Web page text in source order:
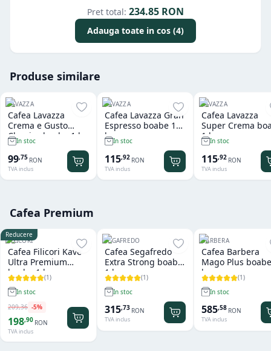
Pret total: 234.85 RON
Adauga toate in cos (4)
Produse similare
LAVAZZA
Cafea Lavazza
Crema e Gusto
Classico boabe 1 kg
In stoc
99,75 RON
TVA inclus
LAVAZZA
Cafea Lavazza Gran
Espresso boabe 1
kgIn stoc
115,92 RON
TVA inclus
LAVAZZA
Cafea Lavazza
Super Crema
1 kgIn stoc
115,92 RON
TVA inclus
Cafea Premium
Reducere
FILICORI
Cafea Filicori Kave
Ultra Premium
boabe 1 kg
(1)
In stoc
209,36 -5%
198,90 RON
TVA inclus
SEGAFREDO
Cafea Segafredo
Extra Strong boabe
1 kg
(1)
In stoc
315,73 RON
TVA inclus
BARBERA
Cafea Barbera
Mago Plus
kg
(1)
In stoc
585,58 RON
TVA inclus